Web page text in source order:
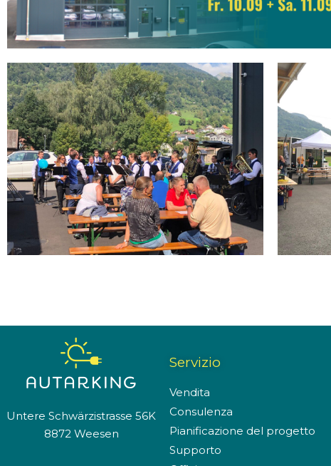
Untere Schwärzistrasse 56K
8872 Weesen
Servizio
Vendita
Consulenza
Pianificazione del progetto
Supporto